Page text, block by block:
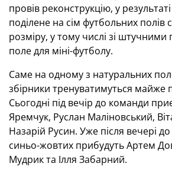
провів реконструкцію, у
поділене на сім футбольних полів
розміру, у тому числі зі
поле для міні-футболу.
Саме на одному з натуральних
збірники тренуватимуться майже
Сьогодні під вечір до команди
Яремчук, Руслан Маліновський,
Назарій Русин. Уже після вечері
синьо-жовтих прибудуть Артем
Мудрик та Ілля Забарний.